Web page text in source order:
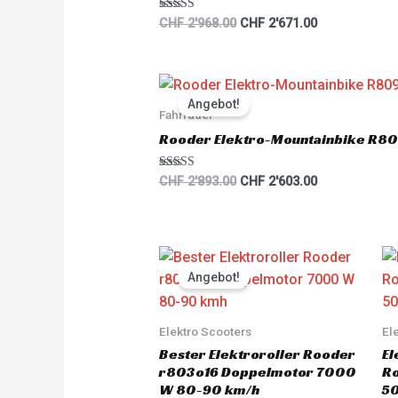
Rated
CHF2'968.00 CHF2'671.00
Angebot!
Fahrräder
Rooder Elektro-Mountainbike
Rated
CHF2'893.00
Original
price
was:
CHF2'603.00
Current
Angebot!
Elektro Scooters
Bester Elektroroller Rooder
r803o16 Doppelmotor 7000
W 80-90 km/h
Original
price
was:
Current
is:
CHF 3'733.00.